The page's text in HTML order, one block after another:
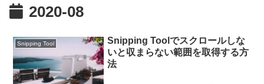
2020-08
Snipping Tool
Snipping Toolでスクロールしな
いと収まらない範囲を取得する方
法